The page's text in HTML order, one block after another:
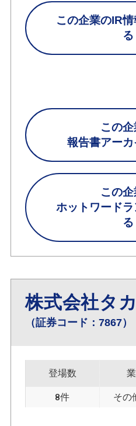
この企業のIR
る
この
報告書アー
この
ホットワード
る
株式会社タ
（証券コード：7867）
登場数
8件 その